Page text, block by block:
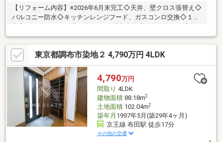
【リフォーム内容】※2026年6月末完工◇天井、壁クロス張替え◇
バルコニー防水◇キッチンレンジフード、ガスコンロ交換◇１階
◇ハウスクリーニング、他
東京都調布市染地２ 4,790万円 4LDK
4,790万円
間取り 4LDK
建物面積88.18m2
土地面積102.04m2
築年月 1997年5月(築29年4ヶ月)
京王線 布田駅 徒歩17分
その他の交通